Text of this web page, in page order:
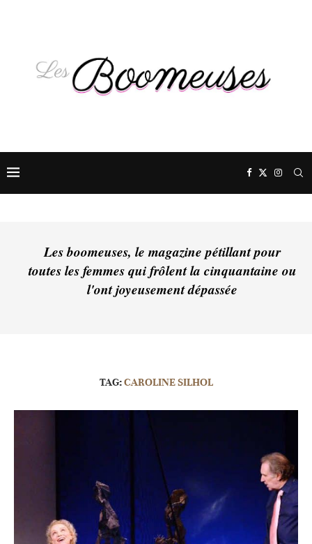
Les boomeuses, le magazine pétillant pour
toutes les femmes qui frôlent la cinquantaine ou
l'ont joyeusement dépassée
TAG:CAROLINE SILHOL